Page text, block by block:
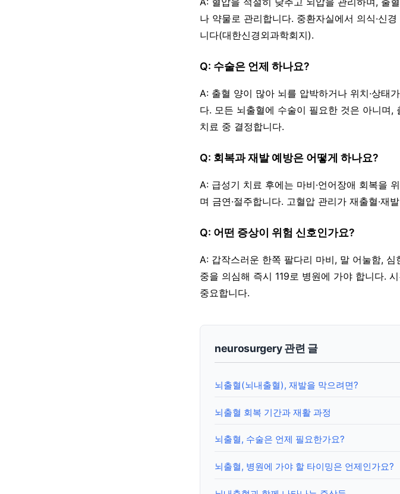
나 약물로 관리합니다. 중환자실에서 의식·신
니다(대한신경외과학회지).
Q: 수술은 언제 하나요?
A: 출혈 양이 많아 뇌를 압박하거나 위치·상태
다. 모든 뇌출혈에 수술이 필요한 것은 아니며,
치료 중 결정합니다.
Q: 회복과 재발 예방은 어떻게 하나요?
A: 급성기 치료 후에는 마비·언어장애 회복을
며 금연·절주합니다. 고혈압 관리가 재출혈·재
Q: 어떤 증상이 위험 신호인가요?
A: 갑작스러운 한쪽 팔다리 마비, 말 어눌함,
중을 의심해 즉시 119로 병원에 가야 합니다.
중요합니다.
neurosurgery 관련 글
뇌출혈(뇌내출혈), 재발을 막으려면?
뇌출혈 회복 기간과 재활 과정
뇌출혈, 수술은 언제 필요한가요?
뇌출혈, 병원에 가야 할 타이밍은 언제인가요?